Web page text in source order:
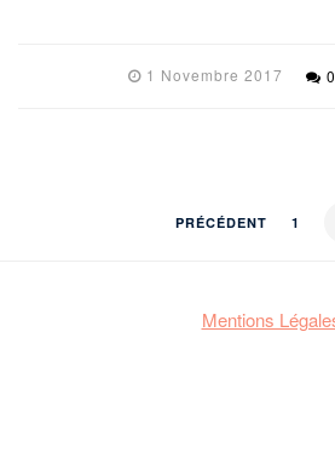
1 Novembre 2017
PRÉCÉDENT 1
Mentions